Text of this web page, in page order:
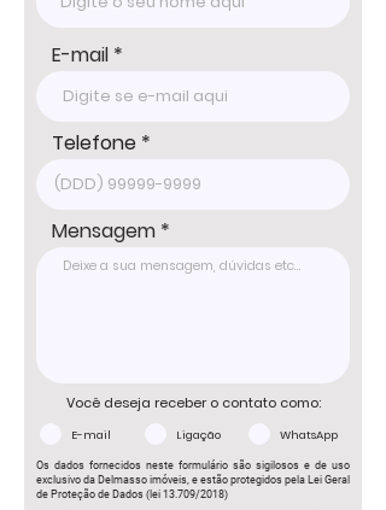
E-mail
Telefone
Mensagem
Você deseja receber o contato como:
E-mail Ligação WhatsApp
Os dados fornecidos neste formulário são sigilosos e de uso
exclusivo da Delmasso imóveis, e estão protegidos pela Lei Geral
de Proteção de Dados (lei 13.709/2018)